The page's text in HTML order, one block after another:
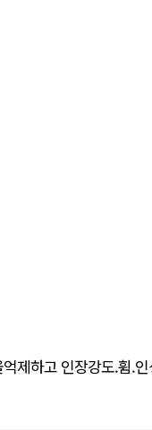
제하고 인장강도.휨.